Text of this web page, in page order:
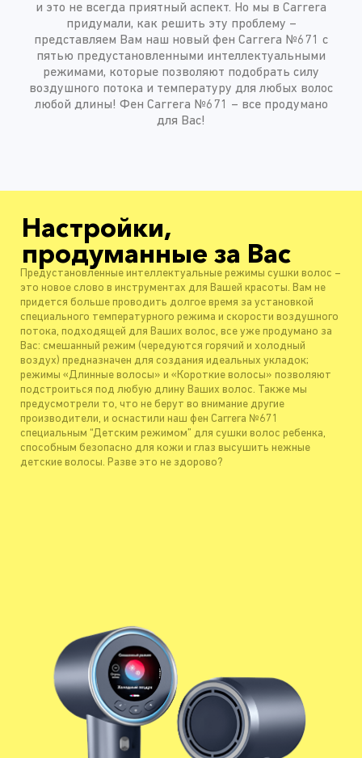
и это не всегда приятный аспект. Но мы в Carrera
придумали, как решить эту проблему –
представляем Вам наш новый фен Carrera №671 с
пятью предустановленными интеллектуальными
режимами, которые позволяют подобрать силу
воздушного потока и температуру для любых волос
любой длины! Фен Carrera №671 – все продумано
для Вас!
Настройки,
продуманные за Вас
Предустановленные интеллектуальные режимы сушки волос –
это новое слово в инструментах для Вашей красоты. Вам не
придется больше проводить долгое время за установкой
специального температурного режима и скорости воздушного
потока, подходящей для Ваших волос, все уже продумано за
Вас: смешанный режим (чередуются горячий и холодный
воздух) предназначен для создания идеальных укладок;
режимы «Длинные волосы» и «Короткие волосы» позволяют
подстроиться под любую длину Ваших волос. Также мы
предусмотрели то, что не берут во внимание другие
производители, и оснастили наш фен Carrera №671
специальным “Детским режимом” для сушки волос ребенка,
способным безопасно для кожи и глаз высушить нежные
детские волосы. Разве это не здорово?